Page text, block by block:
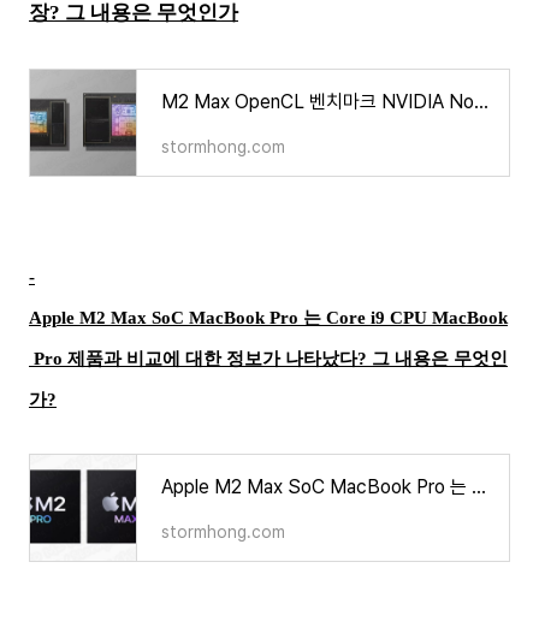
장? 그 내용은 무엇인가
M2 Max OpenCL 벤치마크 NVIDIA NoteBook RTX 4070 과 비교 정보 등장? 그 내용은 무엇인가
stormhong.com
-
Apple M2 Max SoC MacBook Pro 는 Core i9 CPU MacBook
Pro 제품과 비교에 대한 정보가 나타났다? 그 내용은 무엇인
가?
Apple M2 Max SoC MacBook Pro 는 Core i9 CPU MacBook Pro 제품과 비교에 대한 정보가 나타났다? 그 내용은 무엇
stormhong.com